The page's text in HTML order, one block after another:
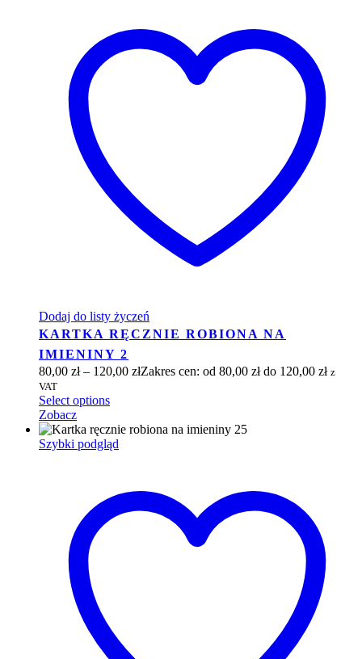
Dodaj do listy życzeń
KARTKA RĘCZNIE ROBIONA NA
IMIENINY 2
80,00 zł – 120,00 złZakres cen: od 80,00 zł do 120,00 zł z
VAT
Select options
Zobacz
Szybki podgląd